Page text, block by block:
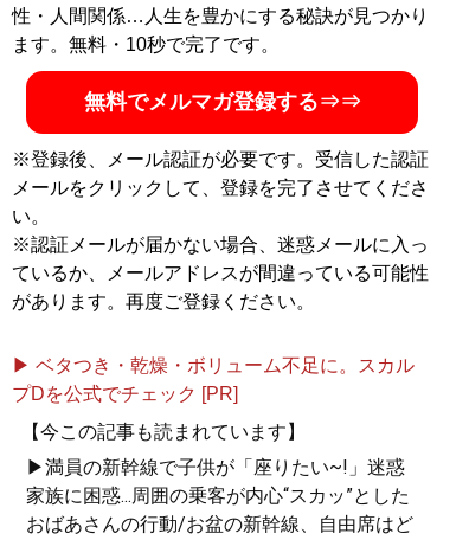
記事一覧へ
性・人間関係…人生を豊かにする秘訣が見つかり
ます。無料・10秒で完了です。
無料でメルマガ登録する⇒⇒
※登録後、メール認証が必要です。受信した認証
メールをクリックして、登録を完了させてくださ
い。
※認証メールが届かない場合、迷惑メールに入っ
ているか、メールアドレスが間違っている可能性
があります。再度ご登録ください。
▶ ベタつき・乾燥・ボリューム不足に。スカル
プDを公式でチェック [PR]
【今この記事も読まれています】
▶満員の新幹線で子供が「座りたい~!」迷惑
家族に困惑...周囲の乗客が内心“スカッ”とした
おばあさんの行動/お盆の新幹線、自由席はど